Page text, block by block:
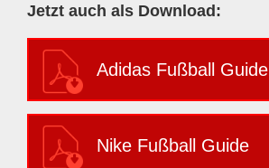
Jetzt auch als Download:
Adidas Fußball Guide
Nike Fußball Guide